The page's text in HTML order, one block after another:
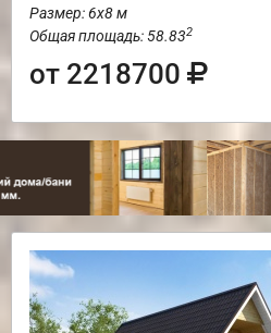
Размер: 6х8 м
Общая площадь: 58.832
от 2218700